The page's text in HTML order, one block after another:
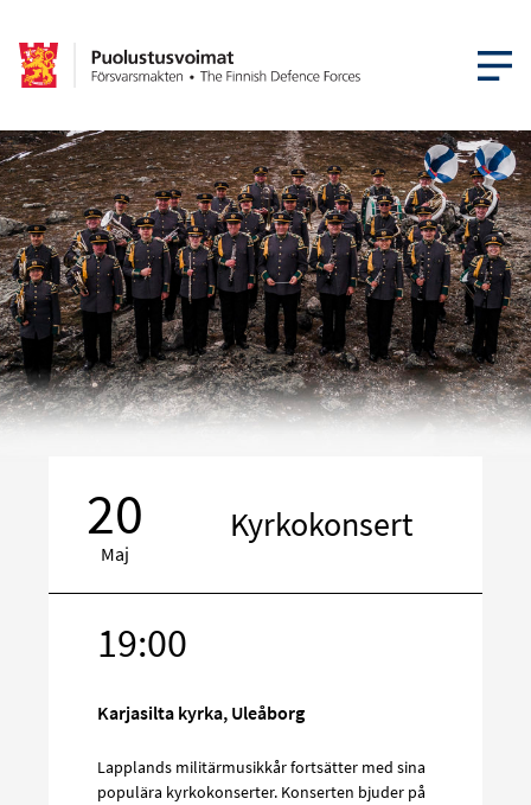
ÖPPNA
20
Maj
Kyrkokonsert
19:00
Karjasilta kyrka, Uleåborg
Lapplands militärmusikkår fortsätter med sina
populära kyrkokonserter. Konserten bjuder på